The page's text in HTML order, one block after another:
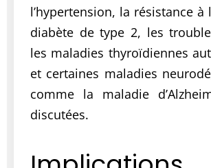
l’hypertension, la résistance à
diabète de type 2, les
les maladies thyroïdiennes
et certaines maladies
comme la maladie
discutées.